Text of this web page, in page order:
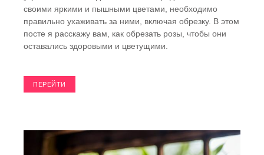
своими яркими и пышными цветами, необходимо
правильно ухаживать за ними, включая обрезку. В этом
посте я расскажу вам, как обрезать розы, чтобы они
оставались здоровыми и цветущими.
ПЕРЕЙТИ